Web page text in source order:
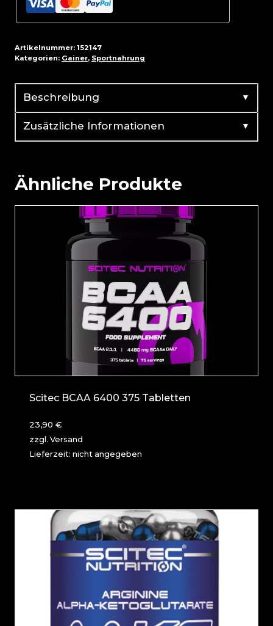
3000g
Menge
Artikelnummer: 152147
Kategorien: Gainer, Sportnahrung
Beschreibung ▼
Zusätzliche Informationen ▼
Ähnliche Produkte
Scitec BCAA 6400 375 Tabletten
23,90 €
zzgl. Versand
Lieferzeit: nicht angegeben